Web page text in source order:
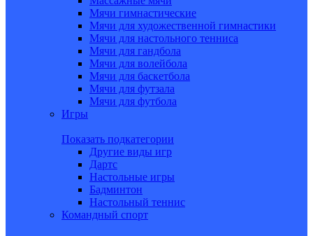
Мячи гимнастические
Мячи для художественной гимнастики
Мячи для настольного тенниса
Мячи для гандбола
Мячи для волейбола
Мячи для баскетбола
Мячи для футзала
Мячи для футбола
Игры
Показать подкатегории
Другие виды игр
Дартс
Настольные игры
Бадминтон
Настольный теннис
Командный спорт